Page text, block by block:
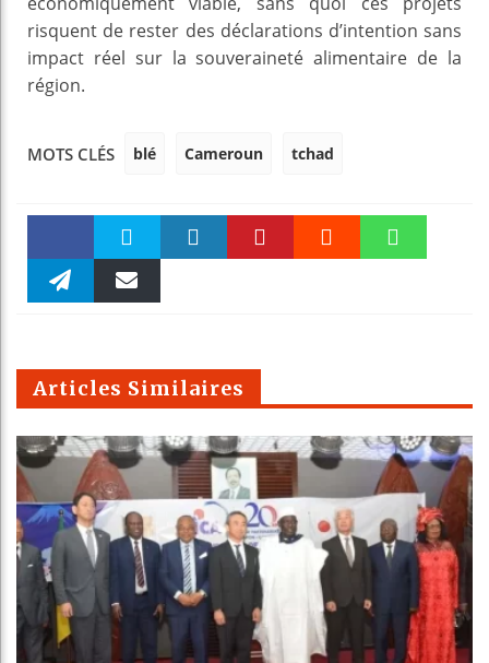
risquent de rester des déclarations d’intention sans
impact réel sur la souveraineté alimentaire de la
région.
MOTS CLÉS blé Cameroun tchad
Faceboo Twitter
m
Articles Similaires